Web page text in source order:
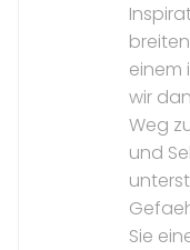
einem
wir
Weg
und
Sie